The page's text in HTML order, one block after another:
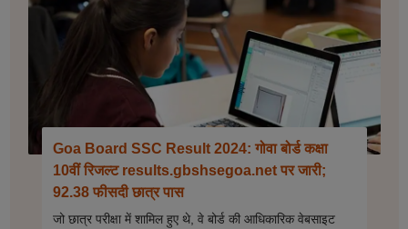
Goa Board SSC Result 2024: गोवा बोर्ड कक्षा
10वीं रिजल्ट results.gbshsegoa.net पर जारी;
92.38 फीसदी छात्र पास
जो छात्र परीक्षा में शामिल हुए थे, वे बोर्ड की आधिकारिक वेबसाइट